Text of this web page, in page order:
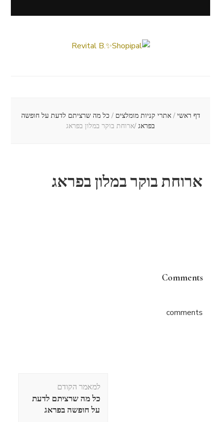
דף ראשי / אתרי קניות מומלצים / כל מה שרציתם לדעת על חופשה
בפראג /ארוחת בוקר במלון בפראג
ארוחת בוקר במלון בפראג
Comments
comments
למאמר הקודם
כל מה שרציתם לדעת
על חופשה בפראג